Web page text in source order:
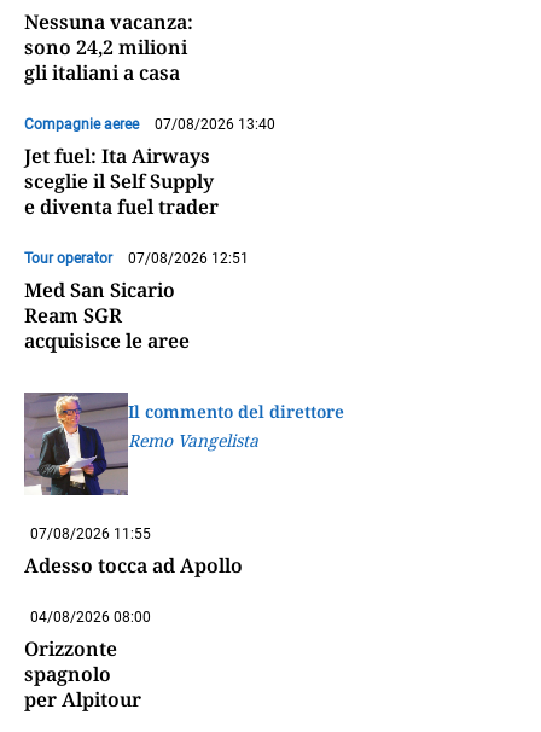
Nessuna vacanza:
sono 24,2 milioni
gli italiani a casa
Compagnie aeree 07/08/2026 13:40
Jet fuel: Ita Airways
sceglie il Self Supply
e diventa fuel trader
Tour operator 07/08/2026 12:51
Med San Sicario
Ream SGR
acquisisce le aree
Il commento del direttore
Remo Vangelista
07/08/2026 11:55
Adesso tocca ad Apollo
04/08/2026 08:00
Orizzonte
spagnolo
per Alpitour